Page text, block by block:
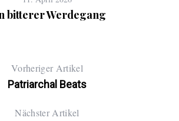
bitterer Werdegang
Vorheriger Artikel
Patriarchal Beats
Nächster Artikel